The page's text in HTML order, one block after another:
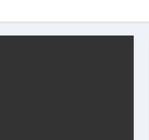
Santo